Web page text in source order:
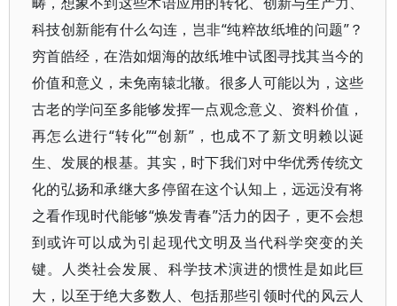
科技创新能有什么勾连，岂非“纯粹故纸堆的问题”？
穷首皓经，在浩如烟海的故纸堆中试图寻找其当今的
价值和意义，未免南辕北辙。很多人可能以为，这些
古老的学问至多能够发挥一点观念意义、资料价值，
再怎么进行“转化”“创新”，也成不了新文明赖以诞
生、发展的根基。其实，时下我们对中华优秀传统文
化的弘扬和承继大多停留在这个认知上，远远没有将
之看作现时代能够“焕发青春”活力的因子，更不会想
到或许可以成为引起现代文明及当代科学突变的关
键。人类社会发展、科学技术演进的惯性是如此巨
大，以至于绝大多数人、包括那些引领时代的风云人